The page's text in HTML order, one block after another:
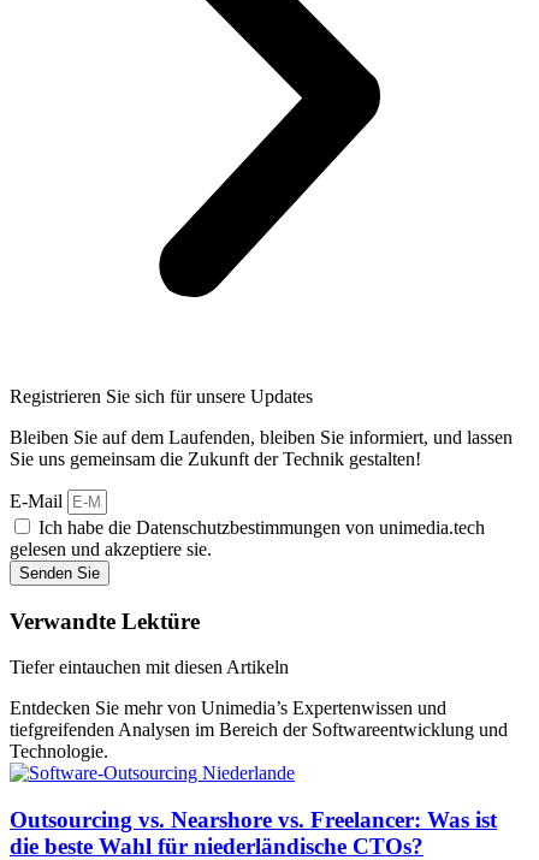
Registrieren Sie sich für unsere Updates
Bleiben Sie auf dem Laufenden, bleiben Sie informiert, und lassen
Sie uns gemeinsam die Zukunft der Technik gestalten!
E-Mail
Ich habe die Datenschutzbestimmungen von unimedia.tech
gelesen und akzeptiere sie.
Senden Sie
Verwandte Lektüre
Tiefer eintauchen mit diesen Artikeln
Entdecken Sie mehr von Unimedia’s Expertenwissen und
tiefgreifenden Analysen im Bereich der Softwareentwicklung und
Technologie.
Outsourcing vs. Nearshore vs. Freelancer: Was ist
die beste Wahl für niederländische CTOs?